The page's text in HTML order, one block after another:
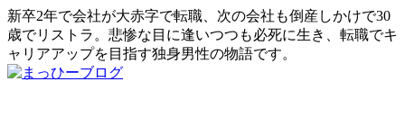
新卒2年で会社が大赤字で転職、次の会社も倒産しかけで30
歳でリストラ。悲惨な目に逢いつつも必死に生き、転職でキ
ャリアアップを目指す独身男性の物語です。